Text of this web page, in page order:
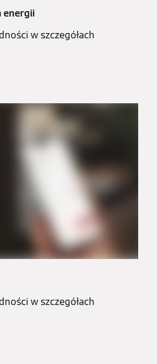
energii
w szczegółach
w szczegółach